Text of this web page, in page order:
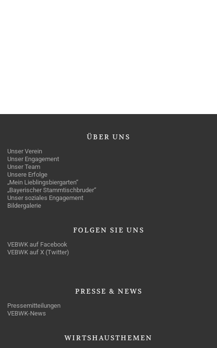
ÜBER UNS
Unser Verein
Unser Engagement
Unser Team
Unsere Erfolge
„Mein Lieblingsbiergarten“
„Bayerischer Stammtischbruder“
Unser soziales Engagement
Bildergalerie
FOLGEN SIE UNS
VEBWK auf Facebook
VEBWK auf X (Twitter)
PRESSE & NEWS
Pressemitteilungen
VEBWK-News
WIRTSHAUSTHEMEN